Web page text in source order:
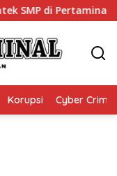
Patra Niaga
Korupsi Cyber Crime